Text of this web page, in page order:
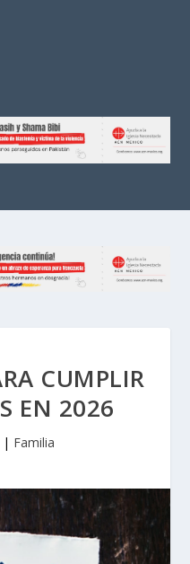
CUMPLIR
EN 2026
| Familia